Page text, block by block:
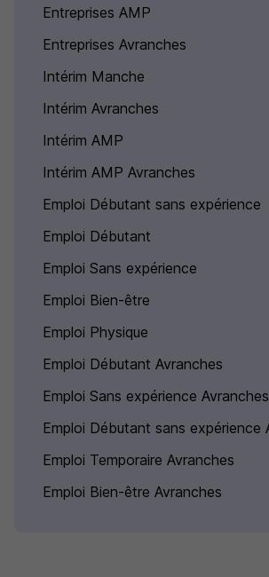
Entreprises AMP
Entreprises Avranches
Intérim Manche
Intérim Avranches
Intérim AMP
Intérim AMP Avranches
Emploi Débutant sans expérience
Emploi Débutant
Emploi Sans expérience
Emploi Bien-être
Emploi Physique
Emploi Débutant Avranches
Emploi Sans expérience Avranches
Emploi Débutant sans expérience
Emploi Temporaire Avranches
Emploi Bien-être Avranches